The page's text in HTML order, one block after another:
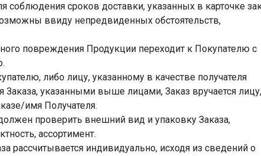
соблюдения сроков доставки, указанных в карточке
ввиду непредвиденных обстоятельств,
повреждения Продукции переходит к Покупателю с
либо лицу, указанному в качестве получателя
Заказа, указанными выше лицами, Заказ вручается лицу,
имя Получателя.
проверить внешний вид и упаковку Заказа,
ассортимент.
рассчитывается индивидуально, исходя из сведений о